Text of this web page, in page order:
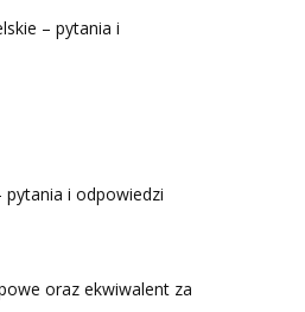
– pytania i
pytania i odpowiedzi
oraz ekwiwalent za